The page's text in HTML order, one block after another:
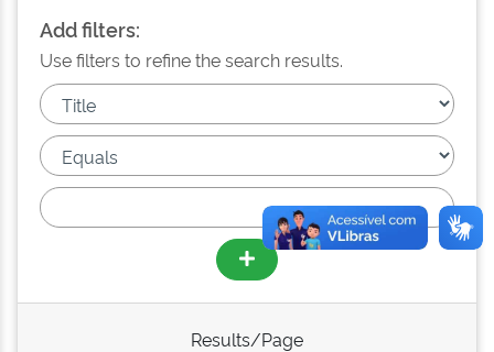
Add filters:
Use filters to refine the search results.
Results/Page